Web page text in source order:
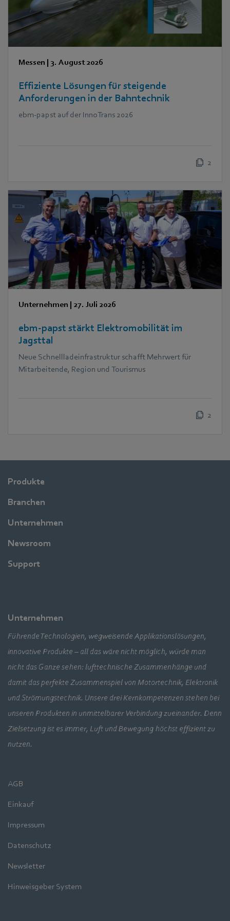
Messen | 3. August 2026
Effiziente Lösungen für steigende
Anforderungen in der Bahntechnik
ebm‑papst auf der InnoTrans 2026
2
Unternehmen | 27. Juli 2026
ebm‑papst stärkt Elektromobilität im
Jagsttal
Neue Schnellladeinfrastruktur schafft Mehrwert für
Mitarbeitende, Region und Tourismus
2
Produkte
Branchen
Unternehmen
Newsroom
Support
Unternehmen
Führende Technologien, wegweisende Applikationslösungen,
innovative Produkte – all das wäre nicht möglich, würde man
nicht das Ganze sehen: lufttechnische Zusammenhänge und
damit das perfekte Zusammenspiel von Motortechnik, Elektronik
und Strömungstechnik. Unsere drei Kernkompetenzen stehen bei
unseren Produkten in unmittelbarer Verbindung zueinander. Denn
Zielsetzung ist es immer, Luft und Bewegung höchst effizient zu
nutzen.
AGB
Einkauf
Impressum
Datenschutz
Newsletter
Hinweisgeber System